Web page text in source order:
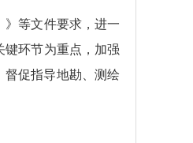
》等文件要求，进一
键环节为重点，加强
督促指导地勘、测绘